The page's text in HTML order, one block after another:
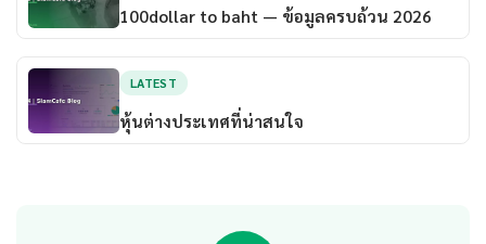
100dollar to baht — ข้อมูลครบถ้วน 2026
LATEST
หุ้นต่างประเทศที่น่าสนใจ